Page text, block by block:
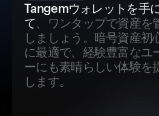
Tangemウォレットを手
て、ワンタップで資産を
しましょう。暗号資産初
に最適で、経験豊富なユ
ーにも素晴らしい体験を
します。